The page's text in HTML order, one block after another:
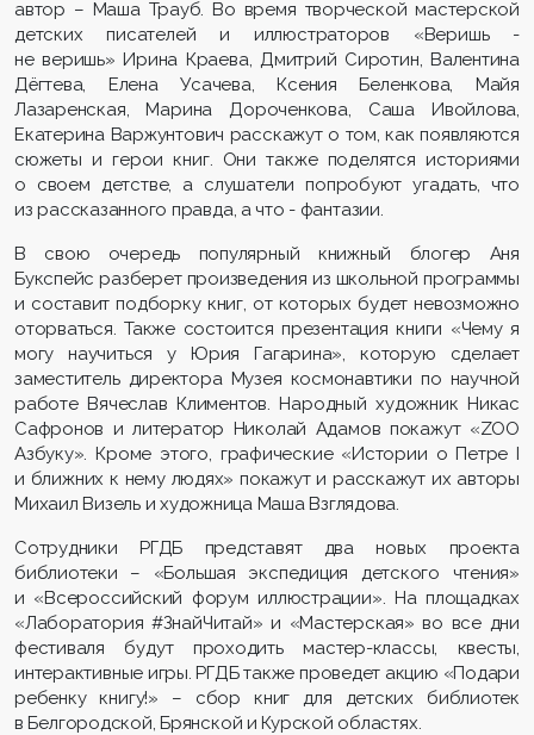
автор – Маша Трауб. Во время творческой мастерской
детских писателей и иллюстраторов «Веришь -
не веришь» Ирина Краева, Дмитрий Сиротин, Валентина
Дëгтева, Елена Усачева, Ксения Беленкова, Майя
Лазаренская, Марина Дороченкова, Саша Ивойлова,
Екатерина Варжунтович расскажут о том, как появляются
сюжеты и герои книг. Они также поделятся историями
о своем детстве, а слушатели попробуют угадать, что
из рассказанного правда, а что - фантазии.
В свою очередь популярный книжный блогер Аня
Букспейс разберет произведения из школьной программы
и составит подборку книг, от которых будет невозможно
оторваться. Также состоится презентация книги «Чему я
могу научиться у Юрия Гагарина», которую сделает
заместитель директора Музея космонавтики по научной
работе Вячеслав Климентов. Народный художник Никас
Сафронов и литератор Николай Адамов покажут «ZOO
Азбуку». Кроме этого, графические «Истории о Петре I
и ближних к нему людях» покажут и расскажут их авторы
Михаил Визель и художница Маша Взглядова.
Сотрудники РГДБ представят два новых проекта
библиотеки – «Большая экспедиция детского чтения»
и «Всероссийский форум иллюстрации». На площадках
«Лаборатория #ЗнайЧитай» и «Мастерская» во все дни
фестиваля будут проходить мастер-классы, квесты,
интерактивные игры. РГДБ также проведет акцию «Подари
ребенку книгу!» – сбор книг для детских библиотек
в Белгородской, Брянской и Курской областях.